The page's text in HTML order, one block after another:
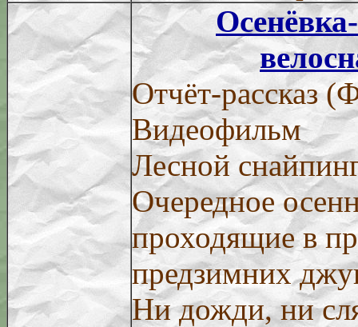
Отчёт-рассказ
Видеофильм
Лесной
Очередное
проходящие в
предзимних
Ни дожди, ни